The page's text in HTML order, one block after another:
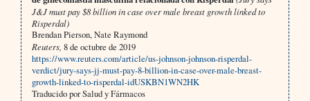
J&J must pay $8 billion in case over male breast growth linked to
Risperdal)
Brendan Pierson, Nate Raymond
Reuters, 8 de octubre de 2019
https://www.reuters.com/article/us-johnson-johnson-risperdal-
verdict/jury-says-jj-must-pay-8-billion-in-case-over-male-breast-
growth-linked-to-risperdal-idUSKBN1WN2HK
Traducido por Salud y Fármacos